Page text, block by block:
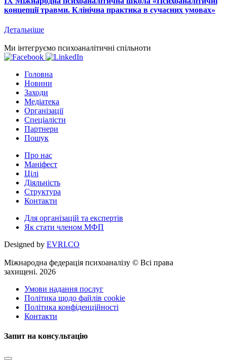
концепції травми. Клінічна практика в сучасних умовах»
Детальніше
Ми інтегруємо психоаналітичні спільноти
Головна
Новини
Заходи
Медіатека
Організації
Спеціалісти
Партнери
Пошук
Про нас
Маніфест
Цілі
Діяльність
Структура
Контакти
Для організацій та експертів
Як стати членом МФП
Designed by EVRI.CO
Міжнародна федерація психоаналізу © Всі права
захищені. 2026
Умови надання послуг
Політика щодо файлів cookie
Політика конфіденційності
Контакти
Запит на консультацію